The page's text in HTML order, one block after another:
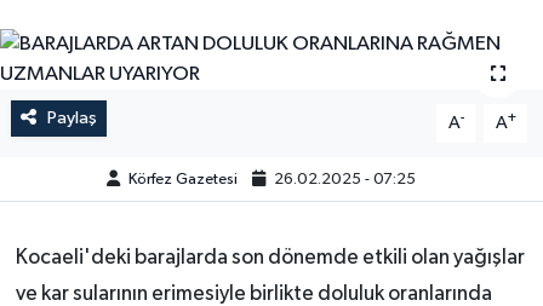
Paylaş A- A+
Körfez Gazetesi 26.02.2025 - 07:25
Kocaeli'deki barajlarda son dönemde etkili olan yağışlar
ve kar sularının erimesiyle birlikte doluluk oranlarında